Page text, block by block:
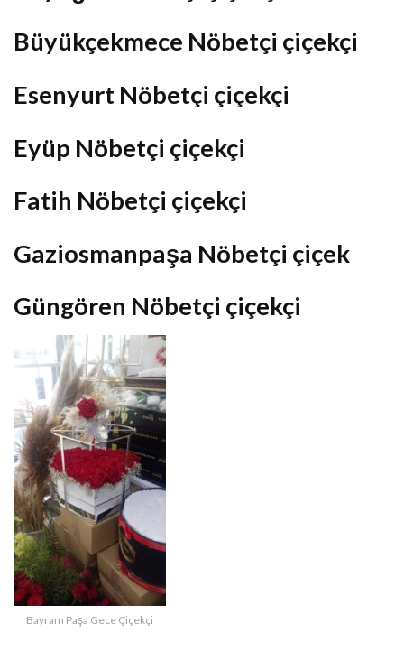
Büyükçekmece Nöbetçi çiçekçi
Esenyurt Nöbetçi çiçekçi
Eyüp Nöbetçi çiçekçi
Fatih Nöbetçi çiçekçi
Gaziosmanpaşa Nöbetçi çiçek
Güngören Nöbetçi çiçekçi
Bayram Paşa Gece Çiçekçi